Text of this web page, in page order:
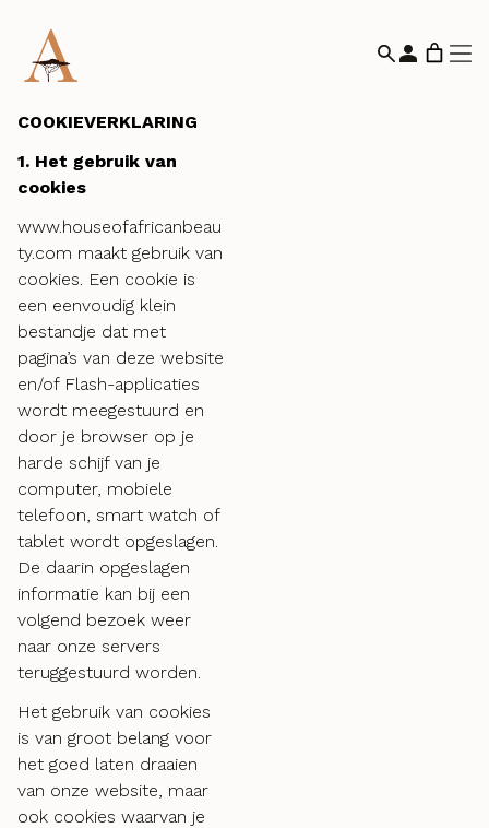
COOKIEVERKLARING
1. Het gebruik van
cookies
www.houseofafricanbeau
ty.com maakt gebruik van
cookies. Een cookie is
een eenvoudig klein
bestandje dat met
pagina’s van deze website
en/of Flash-applicaties
wordt meegestuurd en
door je browser op je
harde schijf van je
computer, mobiele
telefoon, smart watch of
tablet wordt opgeslagen.
De daarin opgeslagen
informatie kan bij een
volgend bezoek weer
naar onze servers
teruggestuurd worden.
Het gebruik van cookies
is van groot belang voor
het goed laten draaien
van onze website, maar
ook cookies waarvan je